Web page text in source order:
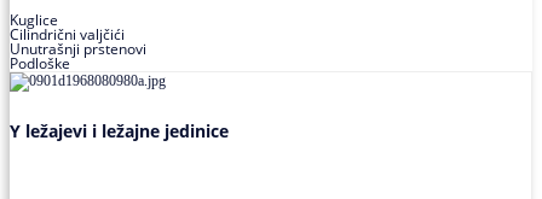
Kuglice
Cilindrični valjčići
Unutrašnji prstenovi
Podloške
Y ležajevi i ležajne jedinice